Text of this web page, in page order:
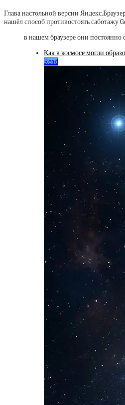
Глава настольной версии
нашёл способ противостоять саботажу
в нашем браузере они
Как в космосе могли
Read